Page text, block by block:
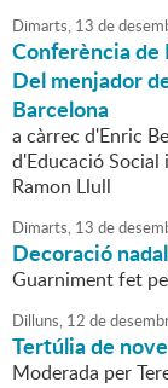
Dimarts, 13 de
Conferència de
Del menjador
Barcelona
a càrrec d'Enric
d'Educació Social
Ramon Llull
Dimarts, 13 de
Decoració
Guarniment fet
Dilluns, 12 de
Tertúlia de
Moderada per